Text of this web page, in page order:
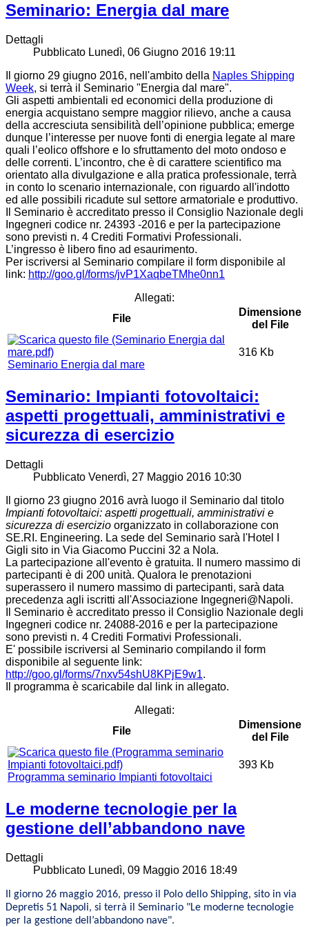
Seminario: Energia dal mare
Dettagli
Pubblicato Lunedì, 06 Giugno 2016 19:11
Il giorno 29 giugno 2016, nell'ambito della Naples Shipping
Week, si terrà il Seminario "Energia dal mare".
Gli aspetti ambientali ed economici della produzione di
energia acquistano sempre maggior rilievo, anche a causa
della accresciuta sensibilità dell’opinione pubblica; emerge
dunque l’interesse per nuove fonti di energia legate al mare
quali l’eolico offshore e lo sfruttamento del moto ondoso e
delle correnti. L’incontro, che è di carattere scientifico ma
orientato alla divulgazione e alla pratica professionale, terrà
in conto lo scenario internazionale, con riguardo all'indotto
ed alle possibili ricadute sul settore armatoriale e produttivo.
Il Seminario è accreditato presso il Consiglio Nazionale degli
Ingegneri codice nr. 24393 -2016 e per la partecipazione
sono previsti n. 4 Crediti Formativi Professionali.
L’ingresso è libero fino ad esaurimento.
Per iscriversi al Seminario compilare il form disponibile al
link: http://goo.gl/forms/jvP1XaqbeTMhe0nn1
Allegati:
File
Dimensione
del File
Seminario Energia dal mare
316 Kb
Seminario: Impianti fotovoltaici:
aspetti progettuali, amministrativi e
sicurezza di esercizio
Dettagli
Pubblicato Venerdì, 27 Maggio 2016 10:30
Il giorno 23 giugno 2016 avrà luogo il Seminario dal titolo
Impianti fotovoltaici: aspetti progettuali, amministrativi e
sicurezza di esercizio organizzato in collaborazione con
SE.RI. Engineering. La sede del Seminario sarà l'Hotel I
Gigli sito in Via Giacomo Puccini 32 a Nola.
La partecipazione all'evento è gratuita. Il numero massimo di
partecipanti è di 200 unità. Qualora le prenotazioni
superassero il numero massimo di partecipanti, sarà data
precedenza agli iscritti all'Associazione Ingegneri@Napoli.
Il Seminario è accreditato presso il Consiglio Nazionale degli
Ingegneri codice nr. 24088-2016 e per la partecipazione
sono previsti n. 4 Crediti Formativi Professionali.
E' possibile iscriversi al Seminario compilando il form
disponibile al seguente link:
http://goo.gl/forms/7nxv54shU8KPjE9w1.
Il programma è scaricabile dal link in allegato.
Allegati:
File
Dimensione
del File
Programma seminario Impianti fotovoltaici
393 Kb
Le moderne tecnologie per la
gestione dell’abbandono nave
Dettagli
Pubblicato Lunedì, 09 Maggio 2016 18:49
Il giorno 26 maggio 2016, presso il Polo dello Shipping, sito in via
Depretis 51 Napoli, si terrà il Seminario "Le moderne tecnologie
per la gestione dell’abbandono nave".